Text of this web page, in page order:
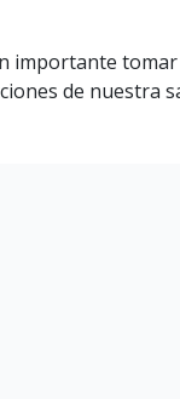
importante
de nuestra